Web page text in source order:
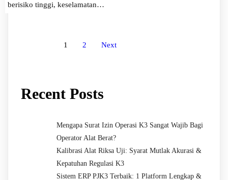
berisiko tinggi, keselamatan…
1 2 Next
Recent Posts
Mengapa Surat Izin Operasi K3 Sangat Wajib Bagi
Operator Alat Berat?
Kalibrasi Alat Riksa Uji: Syarat Mutlak Akurasi &
Kepatuhan Regulasi K3
Sistem ERP PJK3 Terbaik: 1 Platform Lengkap &